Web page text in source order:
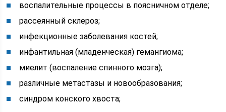
воспалительные процессы в поясничном отделе;
рассеянный склероз;
инфекционные заболевания костей;
инфантильная (младенческая) гемангиома;
миелит (воспаление спинного мозга);
различные метастазы и новообразования;
синдром конского хвоста;